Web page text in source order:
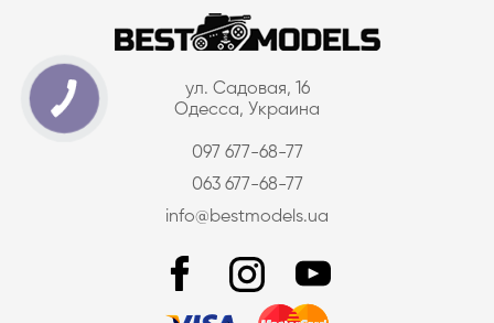
ул. Садовая, 16
Одесса, Украина
097 677-68-77
063 677-68-77
info@bestmodels.ua